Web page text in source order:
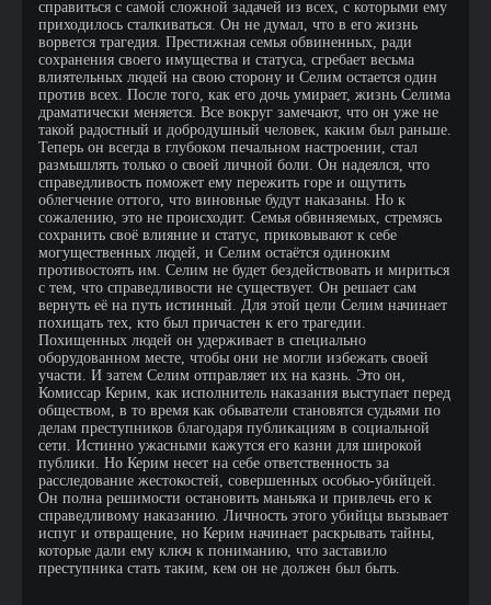
справиться с самой сложной задачей из всех, с которыми ему
приходилось сталкиваться. Он не думал, что в его жизнь
ворвется трагедия. Престижная семья обвиненных, ради
сохранения своего имущества и статуса, сгребает весьма
влиятельных людей на свою сторону и Селим остается один
против всех. После того, как его дочь умирает, жизнь Селима
драматически меняется. Все вокруг замечают, что он уже не
такой радостный и добродушный человек, каким был раньше.
Теперь он всегда в глубоком печальном настроении, стал
размышлять только о своей личной боли. Он надеялся, что
справедливость поможет ему пережить горе и ощутить
облегчение оттого, что виновные будут наказаны. Но к
сожалению, это не происходит. Семья обвиняемых, стремясь
сохранить своё влияние и статус, приковывают к себе
могущественных людей, и Селим остаётся одиноким
противостоять им. Селим не будет бездействовать и мириться
с тем, что справедливости не существует. Он решает сам
вернуть её на путь истинный. Для этой цели Селим начинает
похищать тех, кто был причастен к его трагедии.
Похищенных людей он удерживает в специально
оборудованном месте, чтобы они не могли избежать своей
участи. И затем Селим отправляет их на казнь. Это он,
Комиссар Керим, как исполнитель наказания выступает перед
обществом, в то время как обыватели становятся судьями по
делам преступников благодаря публикациям в социальной
сети. Истинно ужасными кажутся его казни для широкой
публики. Но Керим несет на себе ответственность за
расследование жестокостей, совершенных особью-убийцей.
Он полна решимости остановить маньяка и привлечь его к
справедливому наказанию. Личность этого убийцы вызывает
испуг и отвращение, но Керим начинает раскрывать тайны,
которые дали ему ключ к пониманию, что заставило
преступника стать таким, кем он не должен был быть.